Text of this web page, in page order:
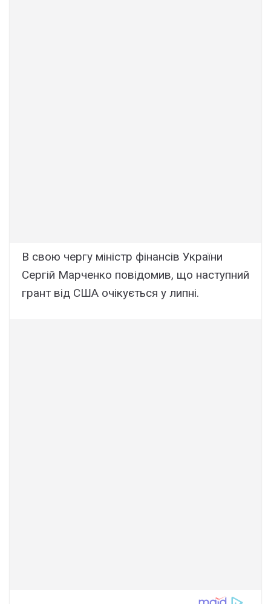
В свою чергу міністр фінансів України
Сергій Марченко повідомив, що наступний
грант від США очікується у липні.